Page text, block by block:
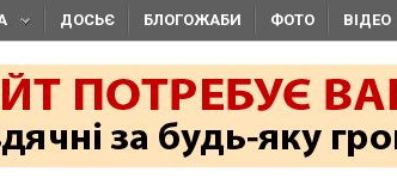
ДОСЬЄ БЛОГОЖАБИ ФОТО ВІДЕО